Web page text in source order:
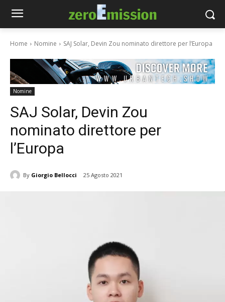
Home Nomine SAJ Solar, Devin Zou nominato direttore per l’Europa
Nomine
SAJ Solar, Devin Zou
nominato direttore per
l’Europa
By Giorgio Bellocci 25 Agosto 2021